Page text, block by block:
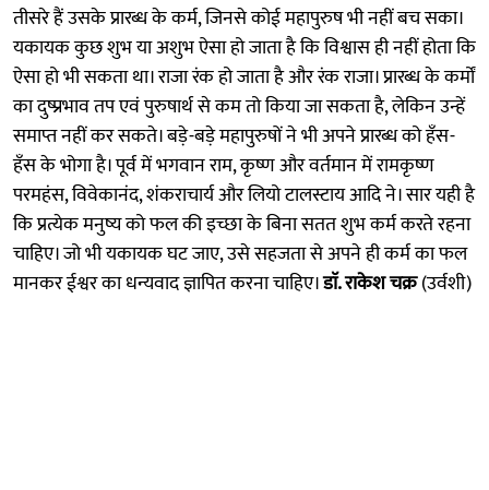
तीसरे हैं उसके प्रारब्ध के कर्म, जिनसे कोई महापुरुष भी नहीं बच सका।
यकायक कुछ शुभ या अशुभ ऐसा हो जाता है कि विश्वास ही नहीं होता कि
ऐसा हो भी सकता था। राजा रंक हो जाता है और रंक राजा। प्रारब्ध के कर्मों
का दुष्प्रभाव तप एवं पुरुषार्थ से कम तो किया जा सकता है, लेकिन उन्हें
समाप्त नहीं कर सकते। बड़े-बड़े महापुरुषों ने भी अपने प्रारब्ध को हँस-
हँस के भोगा है। पूर्व में भगवान राम, कृष्ण और वर्तमान में रामकृष्ण
परमहंस, विवेकानंद, शंकराचार्य और लियो टालस्टाय आदि ने। सार यही है
कि प्रत्येक मनुष्य को फल की इच्छा के बिना सतत शुभ कर्म करते रहना
चाहिए। जो भी यकायक घट जाए, उसे सहजता से अपने ही कर्म का फल
मानकर ईश्वर का धन्यवाद ज्ञापित करना चाहिए।डाॅ. राकेश चक्र(उर्वशी)